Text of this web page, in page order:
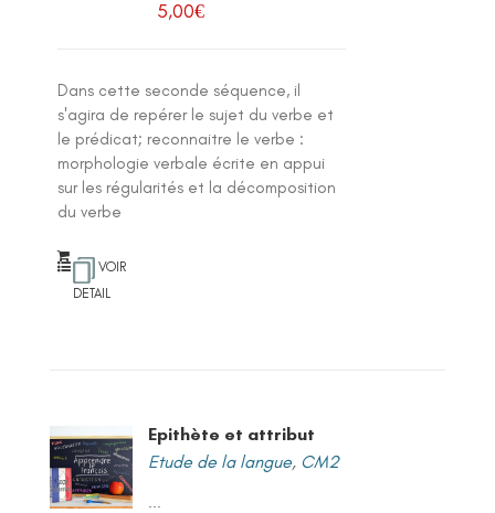
5,00€
Dans cette seconde séquence, il
s'agira de repérer le sujet du verbe et
le prédicat; reconnaitre le verbe :
morphologie verbale écrite en appui
sur les régularités et la décomposition
du verbe
VOIR
DETAIL
Epithète et attribut
Etude de la langue, CM2
...